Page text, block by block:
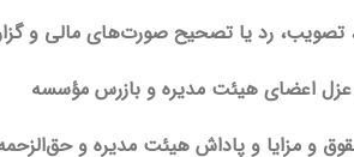
تصویب، رد یا تصحیح صورت‌های مالی و
اعضای هیئت مدیره و بازرس مؤسسه
و مزایا و پاداش هیئت مدیره و